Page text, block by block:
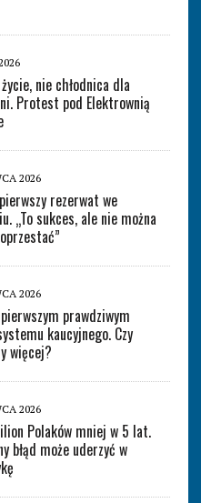
nie chłodnica dla
Protest pod Elektrownią
2026
rezerwat we
„To sukces, ale nie można
2026
prawdziwym
kaucyjnego. Czy
więcej?
2026
Polaków mniej w 5 lat.
błąd może uderzyć w